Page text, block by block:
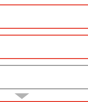
上野松が谷三筋三ノ輪
御徒町駅上野御徒町駅